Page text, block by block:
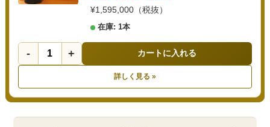
¥1,595,000（税抜）
在庫: 1本
- + カートに入れる
詳しく見る »